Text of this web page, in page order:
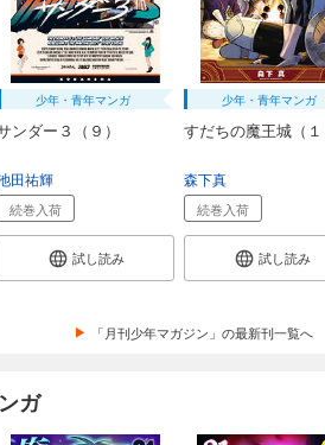
―証明終了―（２９）
カート
試し読み
―証明終了―（３０）
カート
少年・青年マンガ
ンダー３（９）
田祐輝
続巻入荷
試し読み
少年・青年マンガ
すだちの魔王城（
森下真
続巻入荷
試し読み
「月刊少年マガジン」の最新刊一覧へ
ガ